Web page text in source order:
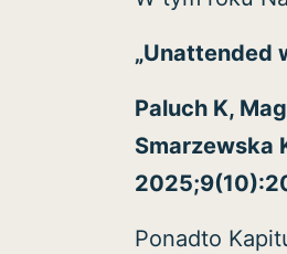
„Unattended
Paluch K,
Smarzewska
Ponadto